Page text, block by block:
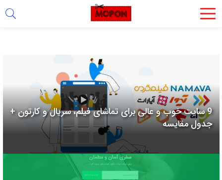
اشتراک
از
روش‌های
زیر
می‌توانید
صفحه
9 سایت خوب و عالی برای تماشای فیلم، سریال و کارتون +
جدول مقایسه